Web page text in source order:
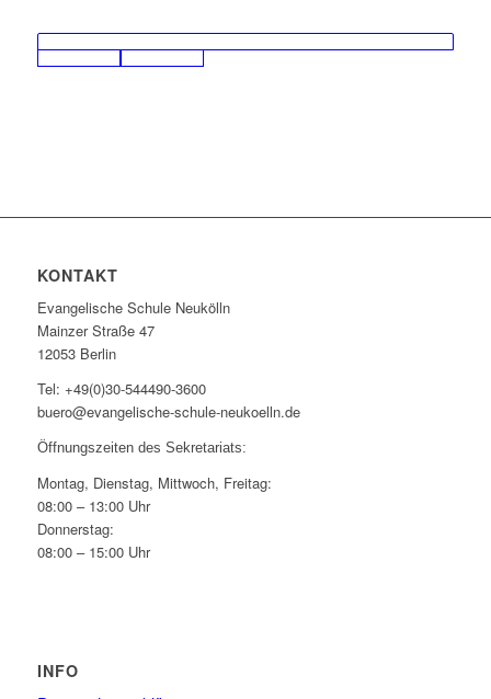
KONTAKT
Evangelische Schule Neukölln
Mainzer Straße 47
12053 Berlin
Tel: +49(0)30-544490-3600
buero@evangelische-schule-neukoelln.de
Öffnungszeiten des Sekretariats:
Montag, Dienstag, Mittwoch, Freitag:
08:00 – 13:00 Uhr
Donnerstag:
08:00 – 15:00 Uhr
INFO